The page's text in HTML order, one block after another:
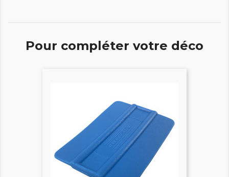
Pour compléter votre déco